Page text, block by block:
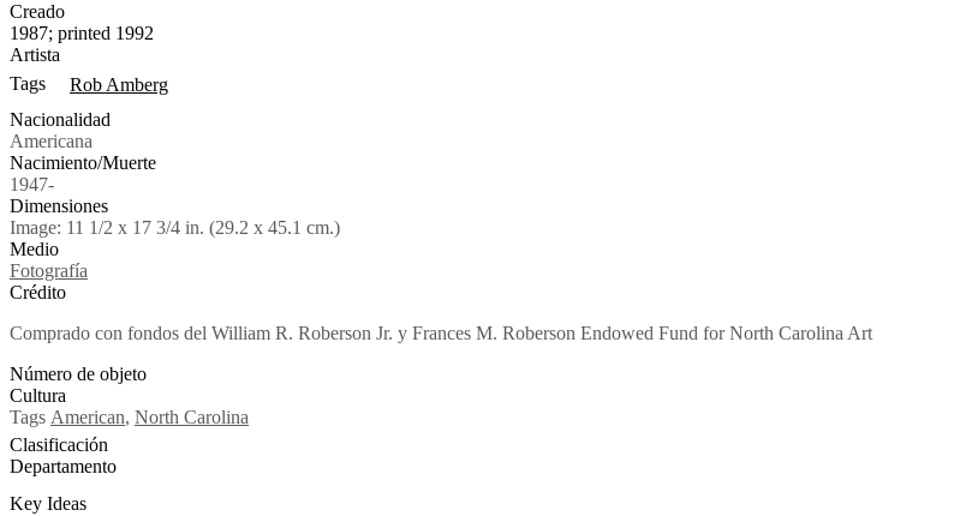
Creado
1987; printed 1992
Artista
Tags
Rob Amberg
Nacionalidad
Americana
Nacimiento/Muerte
1947-
Dimensiones
Image: 11 1/2 x 17 3/4 in. (29.2 x 45.1 cm.)
Medio
Fotografía
Crédito
Comprado con fondos del William R. Roberson Jr. y Frances M. Roberson Endowed Fund for North Carolina Art
Número de objeto
Cultura
Tags American, North Carolina
Clasificación
Departamento
Key Ideas